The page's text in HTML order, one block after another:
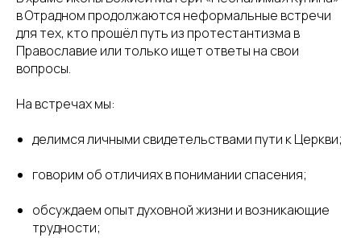
в Отрадном продолжаются неформальные встречи
для тех, кто прошёл путь из протестантизма в
Православие или только ищет ответы на свои
вопросы.
На встречах мы:
делимся личными свидетельствами пути к Церкви;
говорим об отличиях в понимании спасения;
обсуждаем опыт духовной жизни и возникающие
трудности;